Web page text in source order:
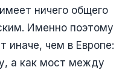
ничего общего
Именно поэтому
иначе, чем в Европе:
а как мост между